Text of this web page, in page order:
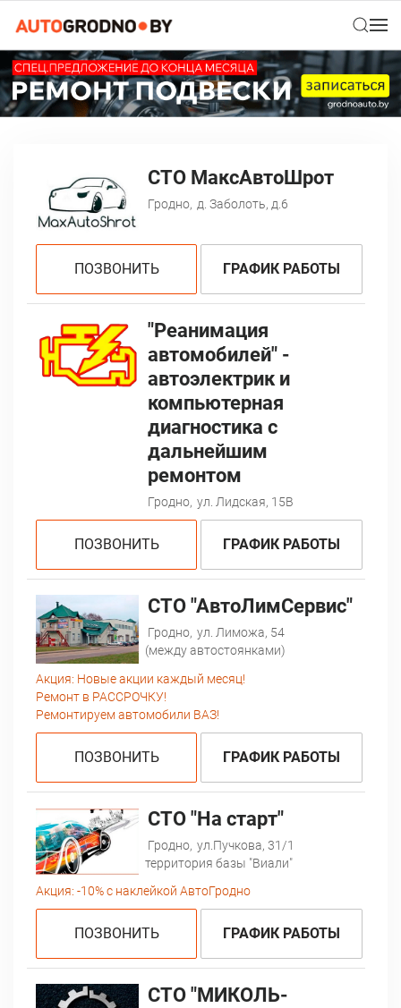
СТО МаксАвтоШрот
Гродно, д. Заболоть, д.6
ПОЗВОНИТЬ ГРАФИК РАБОТЫ
"Реанимация
автомобилей" -
автоэлектрик и
компьютерная
диагностика с
дальнейшим
ремонтом
Гродно, ул. Лидская, 15В
ПОЗВОНИТЬ ГРАФИК РАБОТЫ
СТО "АвтоЛимСервис"
Гродно, ул. Лиможа, 54
(между автостоянками)
Акция: Новые акции каждый месяц!
Ремонт в РАССРОЧКУ!
Ремонтируем автомобили ВАЗ!
ПОЗВОНИТЬ ГРАФИК РАБОТЫ
СТО "На старт"
Гродно, ул.Пучкова, 31/1
территория базы "Виали"
Акция: -10% с наклейкой АвтоГродно
ПОЗВОНИТЬ ГРАФИК РАБОТЫ
СТО "МИКОЛЬ-